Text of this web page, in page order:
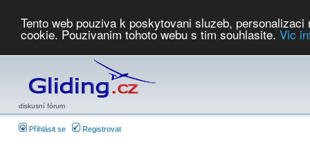
Tento web pouziva k poskytovani sluzeb,
cookie. Pouzivanim tohoto webu s tim souhlasite. Vic
diskusní fórum
Přihlásit se Registrovat